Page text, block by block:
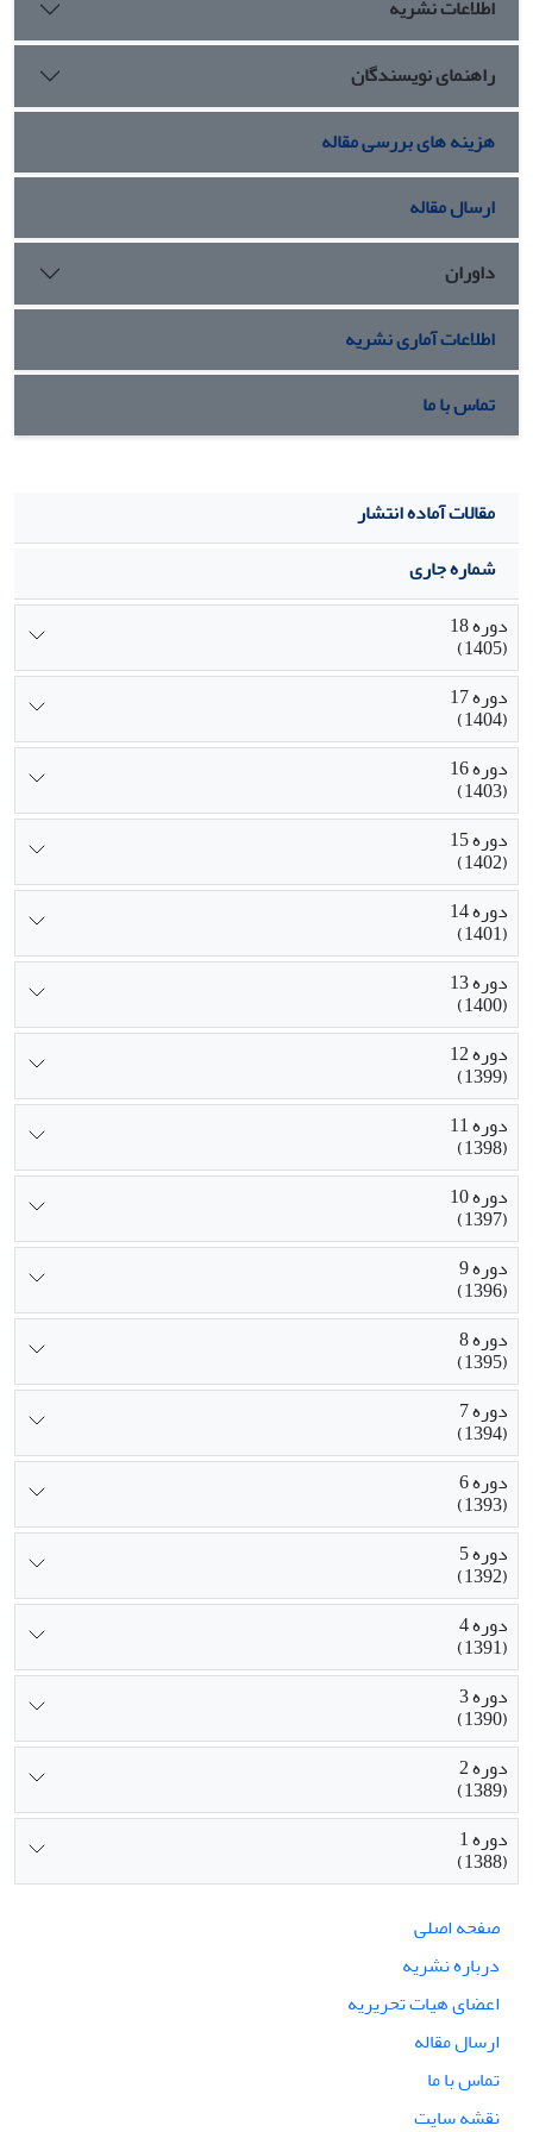
اطلاعات نشریه
راهنمای نویسندگان
هزینه های بررسی مقاله
ارسال مقاله
داوران
اطلاعات آماری نشریه
تماس با ما
مقالات آماده انتشار
شماره جاری
دوره 18
(1405)
دوره 17
(1404)
دوره 16
(1403)
دوره 15
(1402)
دوره 14
(1401)
دوره 13
(1400)
دوره 12
(1399)
دوره 11
(1398)
دوره 10
(1397)
دوره 9
(1396)
دوره 8
(1395)
دوره 7
(1394)
دوره 6
(1393)
دوره 5
(1392)
دوره 4
(1391)
دوره 3
(1390)
دوره 2
(1389)
دوره 1
(1388)
صفحه اصلی
درباره نشریه
اعضای هیات تحریریه
ارسال مقاله
تماس با ما
نقشه سایت